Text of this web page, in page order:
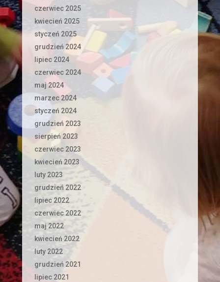
czerwiec 2025
kwiecień 2025
styczeń 2025
grudzień 2024
lipiec 2024
czerwiec 2024
maj 2024
marzec 2024
styczeń 2024
grudzień 2023
sierpień 2023
czerwiec 2023
kwiecień 2023
luty 2023
grudzień 2022
lipiec 2022
czerwiec 2022
maj 2022
kwiecień 2022
luty 2022
grudzień 2021
lipiec 2021